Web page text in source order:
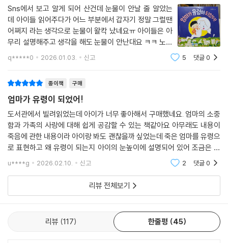
Sns에서 보고 알게 되어 산건데 눈물이 안날 줄 알았는
데 아이들 읽어주다가 어느 부분에서 갑자기 정말 그럴땐
어쩌지 라는 생각으로 눈물이 왈칵 났네요ㅠ 아이들은 아
무리 설명해주고 생각을 해도 눈물이 안난대요 ㅋㅋ 노부
미 그림책 좋네요 엄마와 아이들과의 관계에서 많은 생각
을 하게 되는거 같아요
q*****0 2026.01.03. 신고 5 댓글0
종이책 구매
엄마가 유령이 되었어!
도서관에서 빌려읽었는데 아이가 너무 좋아해서 구매했네요. 엄마의 소중
함과 가족의 사랑에 대해 쉽게 공감할 수 있는 책같아요 아무래도 내용이
죽음에 관한 내용이라 아이랑 봐도 괜찮을까 싶었는데 죽은 엄마를 유령으
로 표현하고 왜 유령이 되는지 아이의 눈높이에 설명되어 있어 조금은 가
벼운 마음으로 읽을 수 있었습니다.
u****g 2026.02.10. 신고 2 댓글0
리뷰 전체보기
리뷰 117 한줄평 45